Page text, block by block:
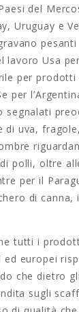
del
Uruguay e
pesanti
lavoro Usa
per prodotti
per
segnalati
di uva,
polli, oltre
per il
di canna,
tutti i
ed europei
che dietro
sugli